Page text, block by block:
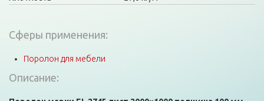
Сферы применения:
Поролон для мебели
Описание: